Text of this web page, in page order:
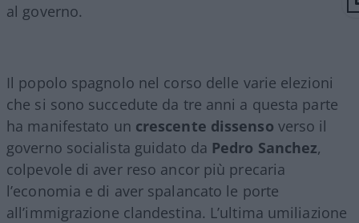
al governo.
Il popolo spagnolo nel corso delle varie elezioni
che si sono succedute da tre anni a questa parte
ha manifestato un crescente dissenso verso il
governo socialista guidato da Pedro Sanchez,
colpevole di aver reso ancor più precaria
l’economia e di aver spalancato le porte
all’immigrazione clandestina. L’ultima umiliazione